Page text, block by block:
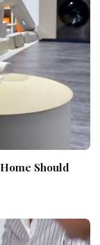
Should